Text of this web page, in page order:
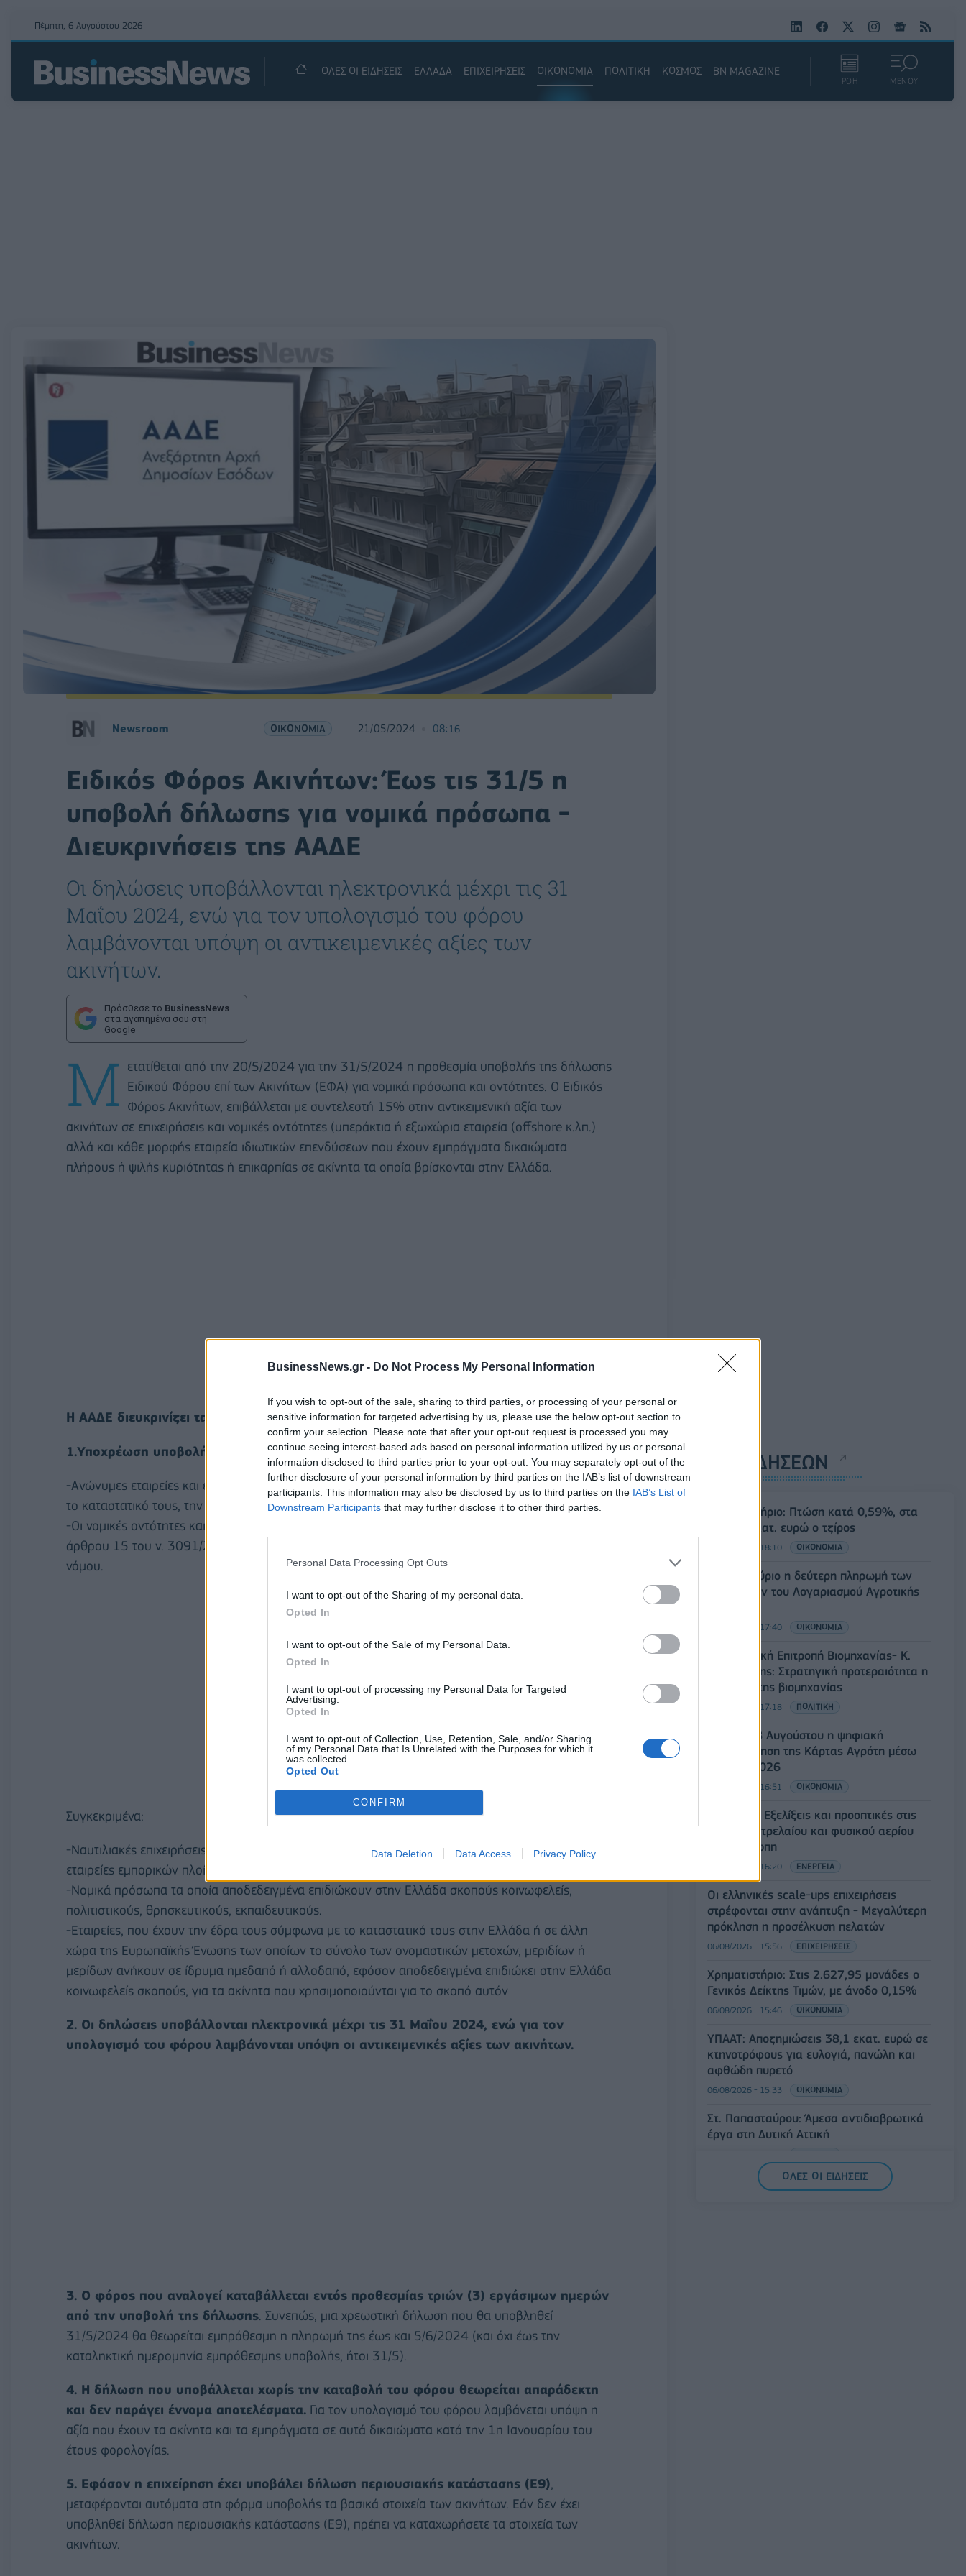
BusinessNews.gr - Do Not Process My Personal Information
If you wish to opt-out of the sale, sharing to third parties, or processing of your personal or
sensitive information for targeted advertising by us, please use the below opt-out section to
confirm your selection. Please note that after your opt-out request is processed you may
continue seeing interest-based ads based on personal information utilized by us or personal
information disclosed to third parties prior to your opt-out. You may separately opt-out of the
further disclosure of your personal information by third parties on the IAB’s list of downstream
participants. This information may also be disclosed by us to third parties on the IAB’s List of
Downstream Participants that may further disclose it to other third parties.
Personal Data Processing Opt Outs
I want to opt-out of the Sharing of my personal data.
Opted In
I want to opt-out of the Sale of my Personal Data.
Opted In
I want to opt-out of processing my Personal Data for Targeted
Advertising.
Opted In
I want to opt-out of Collection, Use, Retention, Sale, and/or Sharing
of my Personal Data that Is Unrelated with the Purposes for which it
was collected.
Opted Out
CONFIRM
Data Deletion Data Access Privacy Policy
Πέμπτη, 6 Αυγούστου 2026
ΟΛΕΣ ΟΙ ΕΙΔΗΣΕΙΣ ΕΛΛΑΔΑ ΕΠΙΧΕΙΡΗΣΕΙΣ ΟΙΚΟΝΟΜΙΑ ΠΟΛΙΤΙΚΗ ΚΟΣΜΟΣ BN MAGAZINE
ΡΟΗ ΜΕΝΟΥ
Newsroom ΟΙΚΟΝΟΜΙΑ 21/05/2024 08:16
Ειδικός Φόρος Ακινήτων: Έως τις 31/5 η
υποβολή δήλωσης για νομικά πρόσωπα -
Διευκρινήσεις της ΑΑΔΕ
Οι δηλώσεις υποβάλλονται ηλεκτρονικά μέχρι τις 31
Μαΐου 2024, ενώ για τον υπολογισμό του φόρου
λαμβάνονται υπόψη οι αντικειμενικές αξίες των
ακινήτων.
Πρόσθεσε το BusinessNews
στα αγαπημένα σου στη
Google
Μ ετατίθεται από την 20/5/2024 για την 31/5/2024 η προθεσμία υποβολής της δήλωσης
Ειδικού Φόρου επί των Ακινήτων (ΕΦΑ) για νομικά πρόσωπα και οντότητες. Ο Ειδικός
Φόρος Ακινήτων, επιβάλλεται με συντελεστή 15% στην αντικειμενική αξία των
ακινήτων σε επιχειρήσεις και νομικές οντότητες (υπεράκτια ή εξωχώρια εταιρεία (offshore κ.λπ.)
αλλά και κάθε μορφής εταιρεία ιδιωτικών επενδύσεων που έχουν εμπράγματα δικαιώματα
πλήρους ή ψιλής κυριότητας ή επικαρπίας σε ακίνητα τα οποία βρίσκονται στην Ελλάδα.
Η ΑΑΔΕ διευκρινίζει τα εξής:
1.Υποχρέωση υποβολής δήλωσης ειδικού φόρου επί των ακινήτων έχουν:
-Ανώνυμες εταιρείες και εταιρείες περιορισμένης ευθύνης οι οποίες έχουν ως σκοπό, σύμφωνα με
το καταστατικό τους, την αγορά, διαχείριση, επένδυση και εκμετάλλευση ακινήτων.
-Οι νομικές οντότητες και τα νομικά πρόσωπα των περιπτώσεων γ’ και στ’ της παραγράφου 2 του
άρθρου 15 του ν. 3091/2002, καθώς και αυτά της περίπτωσης δ’ της παραγράφου 3 του ιδίου
νόμου.
Συγκεκριμένα:
-Ναυτιλιακές επιχειρήσεις που έχουν εγκαταστήσει γραφεία στην Ελλάδα και πλοιοκτήτριες
εταιρείες εμπορικών πλοίων.
-Νομικά πρόσωπα τα οποία αποδεδειγμένα επιδιώκουν στην Ελλάδα σκοπούς κοινωφελείς,
πολιτιστικούς, θρησκευτικούς, εκπαιδευτικούς.
-Εταιρείες, που έχουν την έδρα τους σύμφωνα με το καταστατικό τους στην Ελλάδα ή σε άλλη
χώρα της Ευρωπαϊκής Ένωσης των οποίων το σύνολο των ονομαστικών μετοχών, μεριδίων ή
μερίδων ανήκουν σε ίδρυμα ημεδαπό ή αλλοδαπό, εφόσον αποδεδειγμένα επιδιώκει στην Ελλάδα
κοινωφελείς σκοπούς, για τα ακίνητα που χρησιμοποιούνται για το σκοπό αυτόν
2. Οι δηλώσεις υποβάλλονται ηλεκτρονικά μέχρι τις 31 Μαΐου 2024, ενώ για τον
υπολογισμό του φόρου λαμβάνονται υπόψη οι αντικειμενικές αξίες των ακινήτων.
3. Ο φόρος που αναλογεί καταβάλλεται εντός προθεσμίας τριών (3) εργάσιμων ημερών
από την υποβολή της δήλωσης. Συνεπώς, μια χρεωστική δήλωση που θα υποβληθεί
31/5/2024 θα θεωρείται εμπρόθεσμη η πληρωμή της έως και 5/6/2024 (και όχι έως την
καταληκτική ημερομηνία εμπρόθεσμης υποβολής, ήτοι 31/5).
4. Η δήλωση που υποβάλλεται χωρίς την καταβολή του φόρου θεωρείται απαράδεκτη
και δεν παράγει έννομα αποτελέσματα. Για τον υπολογισμό του φόρου λαμβάνεται υπόψη η
αξία που έχουν τα ακίνητα και τα εμπράγματα σε αυτά δικαιώματα κατά την 1η Ιανουαρίου του
έτους φορολογίας.
5. Εφόσον η επιχείρηση έχει υποβάλει δήλωση περιουσιακής κατάστασης (Ε9)
μεταφέρονται αυτόματα στη φόρμα υποβολής τα βασικά στοιχεία των ακινήτων. Εάν δεν έχει
υποβληθεί δήλωση περιουσιακής κατάστασης (Ε9), πρέπει να καταχωρήσετε τα στοιχεία των
ακινήτων.
ΡΟΗ ΕΙΔΗΣΕΩΝ
Χρηματιστήριο: Πτώση κατά 0,59%, στα
320,42 εκατ. ευρώ ο τζίρος
06/08/2026 - 18:10 ΟΙΚΟΝΟΜΙΑ
ΟΠΕΚΑ: Αύριο η δεύτερη πληρωμή των
δικαιούχων του Λογαριασμού Αγροτικής
06/08/2026 - 17:40 ΟΙΚΟΝΟΜΙΑ
Κυβερνητική Επιτροπή Βιομηχανίας- Κ.
Μητσοτάκης: Στρατηγική προτεραιότητα η
ενίσχυση της βιομηχανίας
06/08/2026 - 17:18 ΠΟΛΙΤΙΚΗ
Από τις 28 Αυγούστου η ψηφιακή
ενεργοποίηση της Κάρτας Αγρότη μέσω
της ΕΑΕ 2026
06/08/2026 - 16:51 ΟΙΚΟΝΟΜΙΑ
Eurobank: Εξελίξεις και προοπτικές στις
αγορές πετρελαίου και φυσικού αερίου
στην Ευρώπη
06/08/2026 - 16:20 ΕΝΕΡΓΕΙΑ
Οι ελληνικές scale-ups επιχειρήσεις
στρέφονται στην ανάπτυξη - Μεγαλύτερη
πρόκληση η προσέλκυση πελατών
06/08/2026 - 15:56 ΕΠΙΧΕΙΡΗΣΕΙΣ
Χρηματιστήριο: Στις 2.627,95 μονάδες ο
Γενικός Δείκτης Τιμών, με άνοδο 0,15%
06/08/2026 - 15:46 ΟΙΚΟΝΟΜΙΑ
ΥΠΑΑΤ: Αποζημιώσεις 38,1 εκατ. ευρώ σε
κτηνοτρόφους για ευλογιά, πανώλη και
αφθώδη πυρετό
06/08/2026 - 15:33 ΟΙΚΟΝΟΜΙΑ
Στ. Παπασταύρου: Άμεσα αντιδιαβρωτικά
έργα στη Δυτική Αττική
Συνάλλαγμα: Το ευρώ υποχωρεί κατά
ΟΛΕΣ ΟΙ ΕΙΔΗΣΕΙΣ